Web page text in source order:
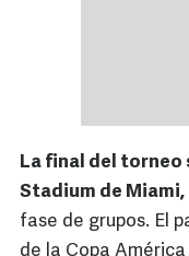
La final del torneo
Stadium de Miami,
fase de grupos. El
de la Copa